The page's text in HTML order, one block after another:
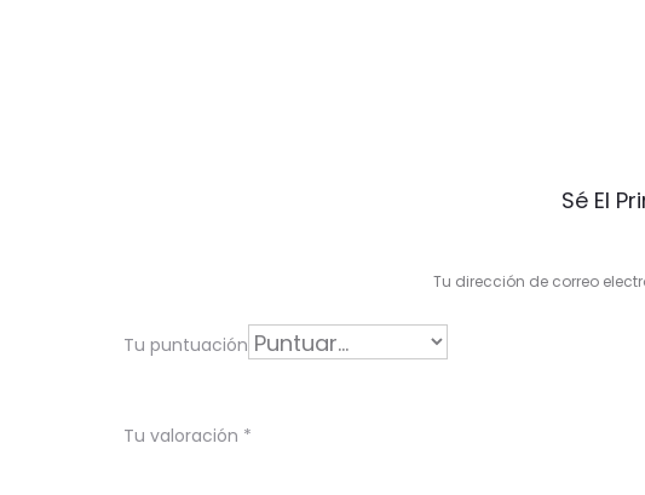
r
c
Sé El
Tu dirección de correo
Tu puntuación
Tu valoración *